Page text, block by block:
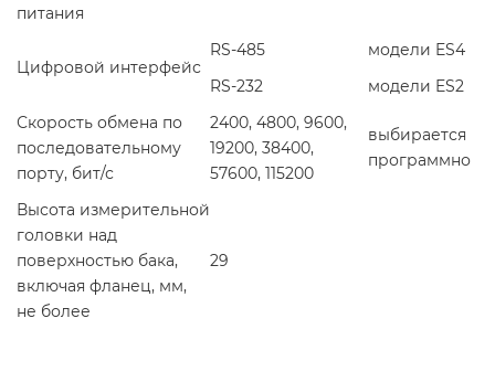
питания
Цифровой интерфейс
RS-485
модели ES4
RS-232
модели ES2
Скорость обмена по
последовательному
порту, бит/с
2400, 4800, 9600,
19200, 38400,
57600, 115200
выбирается
программно
Высота измерительной
головки над
поверхностью бака,
включая фланец, мм,
не более
29